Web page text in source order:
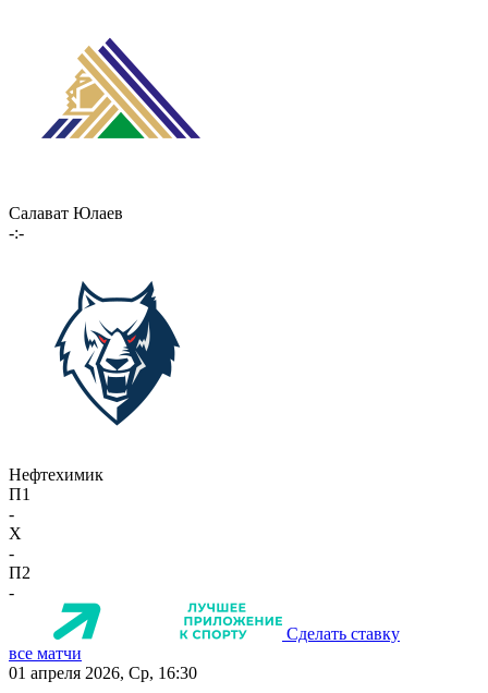
Салават Юлаев
-:-
Нефтехимик
П1
-
X
-
П2
-
Сделать ставку
все матчи
01 апреля 2026, Ср, 16:30